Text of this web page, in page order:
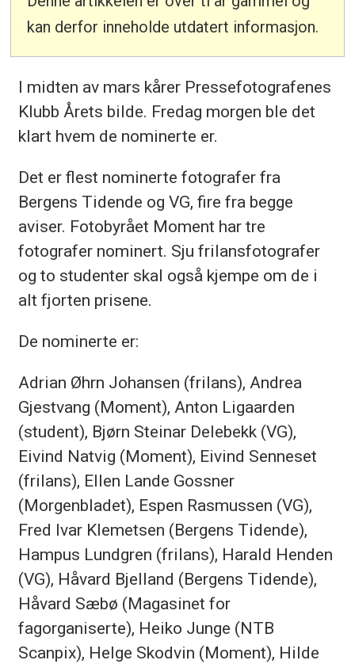
kan derfor inneholde utdatert informasjon.
I midten av mars kårer Pressefotografenes
Klubb Årets bilde. Fredag morgen ble det
klart hvem de nominerte er.
Det er flest nominerte fotografer fra
Bergens Tidende og VG, fire fra begge
aviser. Fotobyrået Moment har tre
fotografer nominert. Sju frilansfotografer
og to studenter skal også kjempe om de i
alt fjorten prisene.
De nominerte er:
Adrian Øhrn Johansen (frilans), Andrea
Gjestvang (Moment), Anton Ligaarden
(student), Bjørn Steinar Delebekk (VG),
Eivind Natvig (Moment), Eivind Senneset
(frilans), Ellen Lande Gossner
(Morgenbladet), Espen Rasmussen (VG),
Fred Ivar Klemetsen (Bergens Tidende),
Hampus Lundgren (frilans), Harald Henden
(VG), Håvard Bjelland (Bergens Tidende),
Håvard Sæbø (Magasinet for
fagorganiserte), Heiko Junge (NTB
Scanpix), Helge Skodvin (Moment), Hilde